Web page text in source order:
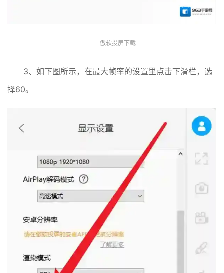
傲软投屏下载
3、如下图所示，在最大帧率的设置里点击下滑栏，选
择60。